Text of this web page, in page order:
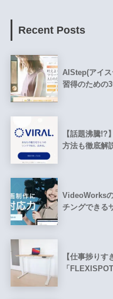
Recent Posts
AIStep(アイ
習得のための
【話題沸騰!?
方法も徹底解
VideoWorks
チングできる
【仕事捗り
「